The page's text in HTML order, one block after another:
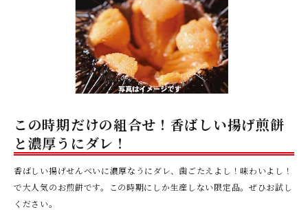
この時期だけの組合せ！香ばしい揚げ煎餅
と濃厚うにダレ！
香ばしい揚げせんべいに濃厚なうにダレ、歯ごたえよし！味わいよし！
で大人気のお煎餅です。この時期にしか生産しない限定品。ぜひお試し
ください。